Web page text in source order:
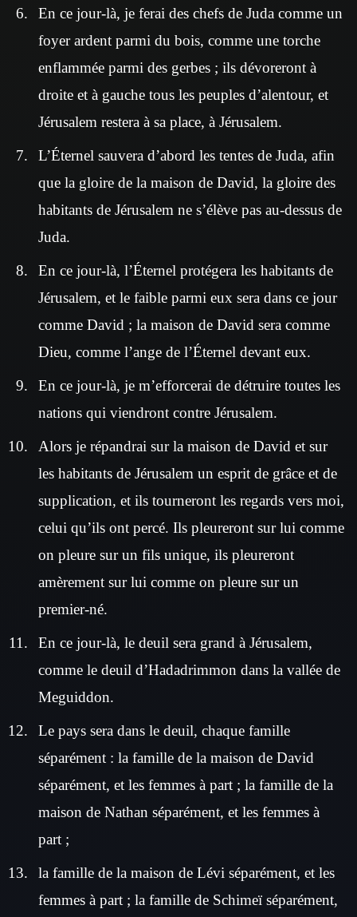
En ce jour-là, je ferai des chefs de Juda comme un
foyer ardent parmi du bois, comme une torche
enflammée parmi des gerbes ; ils dévoreront à
droite et à gauche tous les peuples d’alentour, et
Jérusalem restera à sa place, à Jérusalem.
L’Éternel sauvera d’abord les tentes de Juda, afin
que la gloire de la maison de David, la gloire des
habitants de Jérusalem ne s’élève pas au-dessus de
Juda.
En ce jour-là, l’Éternel protégera les habitants de
Jérusalem, et le faible parmi eux sera dans ce jour
comme David ; la maison de David sera comme
Dieu, comme l’ange de l’Éternel devant eux.
En ce jour-là, je m’efforcerai de détruire toutes les
nations qui viendront contre Jérusalem.
Alors je répandrai sur la maison de David et sur
les habitants de Jérusalem un esprit de grâce et de
supplication, et ils tourneront les regards vers moi,
celui qu’ils ont percé. Ils pleureront sur lui comme
on pleure sur un fils unique, ils pleureront
amèrement sur lui comme on pleure sur un
premier-né.
En ce jour-là, le deuil sera grand à Jérusalem,
comme le deuil d’Hadadrimmon dans la vallée de
Meguiddon.
Le pays sera dans le deuil, chaque famille
séparément : la famille de la maison de David
séparément, et les femmes à part ; la famille de la
maison de Nathan séparément, et les femmes à
part ;
la famille de la maison de Lévi séparément, et les
femmes à part ; la famille de Schimeï séparément,